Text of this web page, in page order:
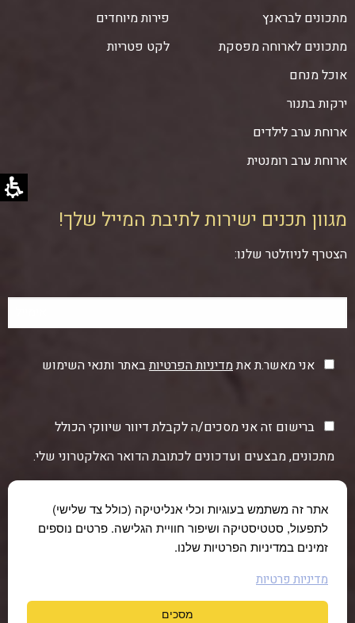
מתכונים לבראנץ
מתכונים לארוחה מפסקת
אוכל מנחם
ירקות בתנור
ארוחת ערב לילדים
ארוחת ערב רומנטית
פירות מיוחדים
לקט פטריות
מגוון תכנים ישירות לתיבת המייל שלך!
הצטרף לניוזלטר שלנו:
אני מאשר.ת אתמדיניות הפרטיותבאתר ותנאי השימוש
ברישום זה אני מסכים/ה לקבלת דיוור שיווקי הכולל
מתכונים, מבצעים ועדכונים לכתובת הדואר האלקטרוני שלי.
אתר זה משתמש בעוגיות וכלי אנליטיקה (כולל צד שלישי)
לתפעול, סטטיסטיקה ושיפור חוויית הגלישה. פרטים נוספים
זמינים במדיניות הפרטיות שלנו.
מדיניות פרטיות
מסכים